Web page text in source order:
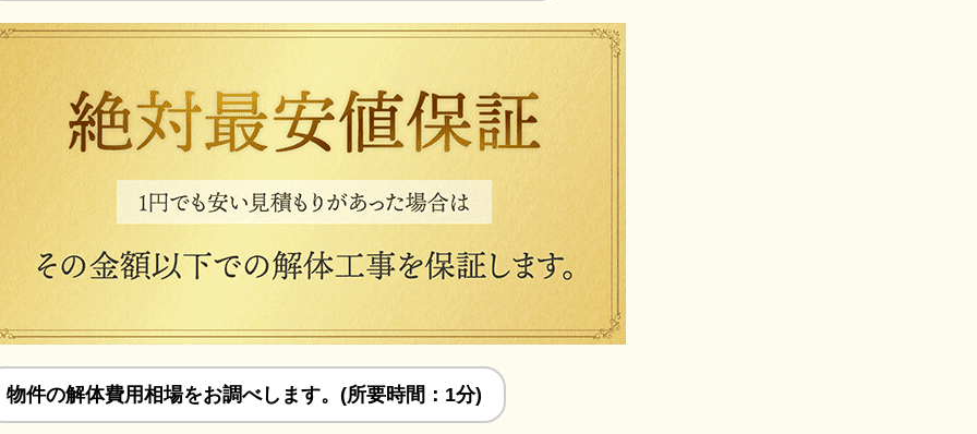
物件の解体費用相場をお調べします。(所要時間：1分)